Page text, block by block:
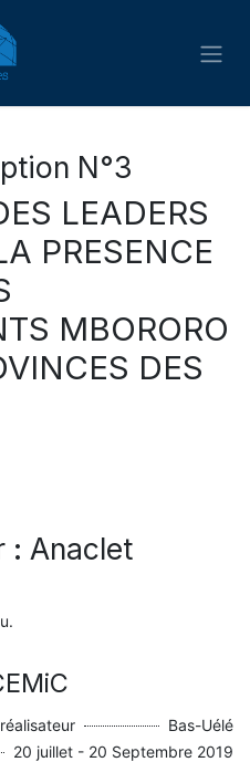
N°3
LEADERS
PRESENCE
MBORORO
DES
: Anaclet
Bas-Uélé
20 juillet - 20 Septembre 2019